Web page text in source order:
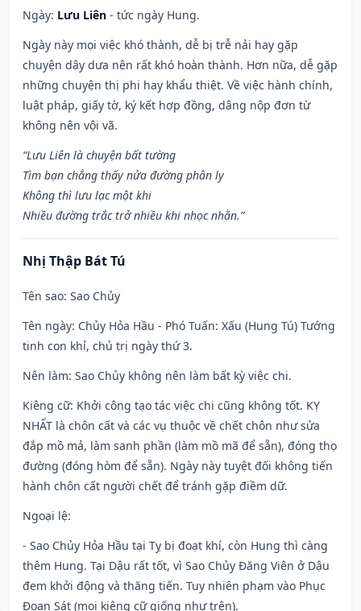
Ngày: Lưu Liên - tức ngày Hung.
Ngày này mọi việc khó thành, dễ bị trễ nải hay gặp
chuyện dây dưa nên rất khó hoàn thành. Hơn nữa, dễ gặp
những chuyện thị phi hay khẩu thiệt. Về việc hành chính,
luật pháp, giấy tờ, ký kết hợp đồng, dâng nộp đơn từ
không nên vội vã.
“Lưu Liên là chuyện bất tường
Tìm bạn chẳng thấy nửa đường phân ly
Không thì lưu lạc một khi
Nhiều đường trắc trở nhiều khi nhọc nhằn.”
Nhị Thập Bát Tú
Tên sao: Sao Chủy
Tên ngày: Chủy Hỏa Hầu - Phó Tuấn: Xấu (Hung Tú) Tướng
tinh con khỉ, chủ trị ngày thứ 3.
Nên làm: Sao Chủy không nên làm bất kỳ việc chi.
Kiêng cữ: Khởi công tạo tác việc chi cũng không tốt. KỴ
NHẤT là chôn cất và các vụ thuộc về chết chôn như sửa
đắp mồ mả, làm sanh phần (làm mồ mã để sẵn), đóng thọ
đường (đóng hòm để sẵn). Ngày này tuyệt đối không tiến
hành chôn cất người chết để tránh gặp điềm dữ.
Ngoại lệ:
- Sao Chủy Hỏa Hầu tại Tỵ bị đoạt khí, còn Hung thì càng
thêm Hung. Tại Dậu rất tốt, vì Sao Chủy Đăng Viên ở Dậu
đem khởi động và thăng tiến. Tuy nhiên phạm vào Phục
Đoạn Sát (mọi kiêng cữ giống như trên).